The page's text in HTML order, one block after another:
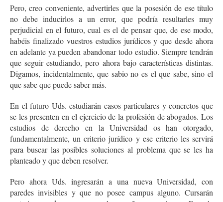
Pero, creo conveniente, advertirles que la posesión de ese título
no debe inducirlos a un error, que podría resultarles muy
perjudicial en el futuro, cual es el de pensar que, de ese modo,
habéis finalizado vuestros estudios jurídicos y que desde ahora
en adelante ya pueden abandonar todo estudio. Siempre tendrán
que seguir estudiando, pero ahora bajo características distintas.
Digamos, incidentalmente, que sabio no es el que sabe, sino el
que sabe que puede saber más.
En el futuro Uds. estudiarán casos particulares y concretos que
se les presenten en el ejercicio de la profesión de abogados. Los
estudios de derecho en la Universidad os han otorgado,
fundamentalmente, un criterio jurídico y ese criterio les servirá
para buscar las posibles soluciones al problema que se les ha
planteado y que deben resolver.
Pero ahora Uds. ingresarán a una nueva Universidad, con
paredes invisibles y que no posee campus alguno. Cursarán